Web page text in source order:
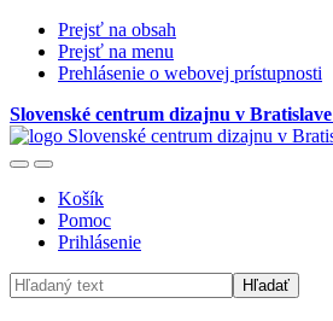
Prejsť na obsah
Prejsť na menu
Prehlásenie o webovej prístupnosti
Slovenské centrum dizajnu v Bratislave
Košík
Pomoc
Prihlásenie
Hľadať